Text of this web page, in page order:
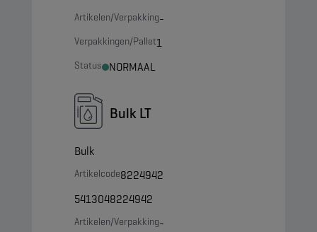
Artikelen/Verpakking-
Verpakkingen/Pallet1
Status NORMAAL
Bulk LT
Bulk
Artikelcode8224942
5413048224942
Artikelen/Verpakking-